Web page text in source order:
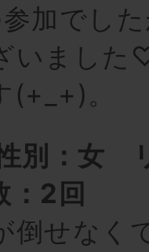
加でし
いまし
(+_+)。
別：女
：2回
倒せなく